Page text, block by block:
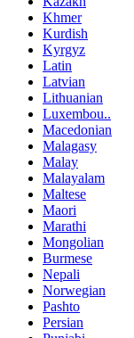
Khmer
Kurdish
Kyrgyz
Latin
Latvian
Lithuanian
Luxembou..
Macedonian
Malagasy
Malay
Malayalam
Maltese
Maori
Marathi
Mongolian
Burmese
Nepali
Norwegian
Pashto
Persian